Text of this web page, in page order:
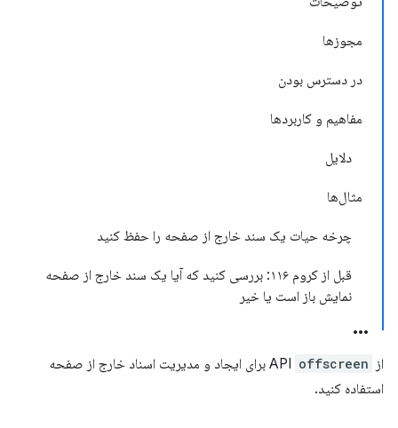
مجوزها
در دسترس بودن
مفاهیم و کاربردها
دلایل
مثال‌ها
چرخه حیات یک سند خارج از صفحه را حفظ کنید
قبل از کروم ۱۱۶: بررسی کنید که آیا یک سند خارج از صفحه
نمایش باز است یا خیر
از API offscreen
برای ایجاد و مدیریت اسناد خارج از صفحه
استفاده کنید.